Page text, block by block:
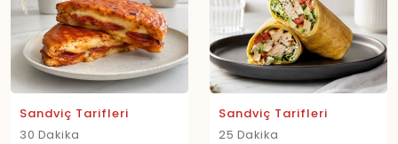
Sandviç Tarifleri
30 Dakika
Sandviç Tarifleri
25 Dakika